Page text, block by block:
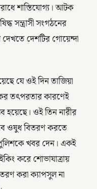
শাস্তিযোগ্য। আটক
সন্ত্রাসী সংগঠনের
দেশটির গোয়েন্দা
যে ওই দিন তাজিয়া
তৎপরতার কারণেই
হয়েছে। ওই তিন নারীর
ওষুধ বিতরণ করতে
পুলিশকে খবর দেন। একই
করে শোভাযাত্রায়
করা ক্যাপসুল না